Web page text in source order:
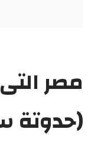
مصر
(حدوتة